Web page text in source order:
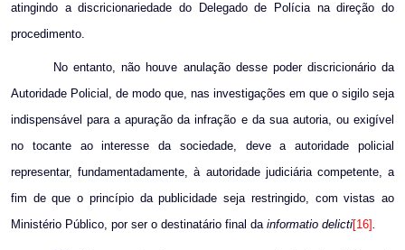
atingindo a discricionariedade do Delegado de Polícia na direção do
procedimento.
No entanto, não houve anulação desse poder discricionário da
Autoridade Policial, de modo que, nas investigações em que o sigilo seja
indispensável para a apuração da infração e da sua autoria, ou exigível
no tocante ao interesse da sociedade, deve a autoridade policial
representar, fundamentadamente, à autoridade judiciária competente, a
fim de que o princípio da publicidade seja restringido, com vistas ao
Ministério Público, por ser o destinatário final da informatio delicti[16].